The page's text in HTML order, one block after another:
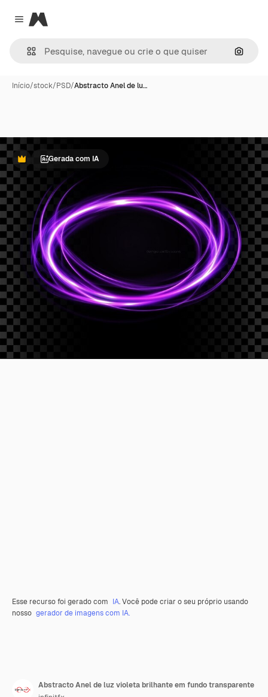
Close menu
Magnific
Início/stock/PSD/Abstracto Anel de lu…
PremiumGerada com IA
Esse recurso foi gerado com IA. Você pode criar o seu próprio usando
nosso gerador de imagens com IA.
Abstracto Anel de luz violeta brilhante em fundo transparente